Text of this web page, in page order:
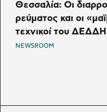
Θεσσαλία: Οι
ρεύματος και οι
τεχνικοί του
NEWSROOM